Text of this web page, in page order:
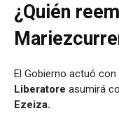
¿Quién
El Gobierno actuó
Liberatore asumirá
Ezeiza.